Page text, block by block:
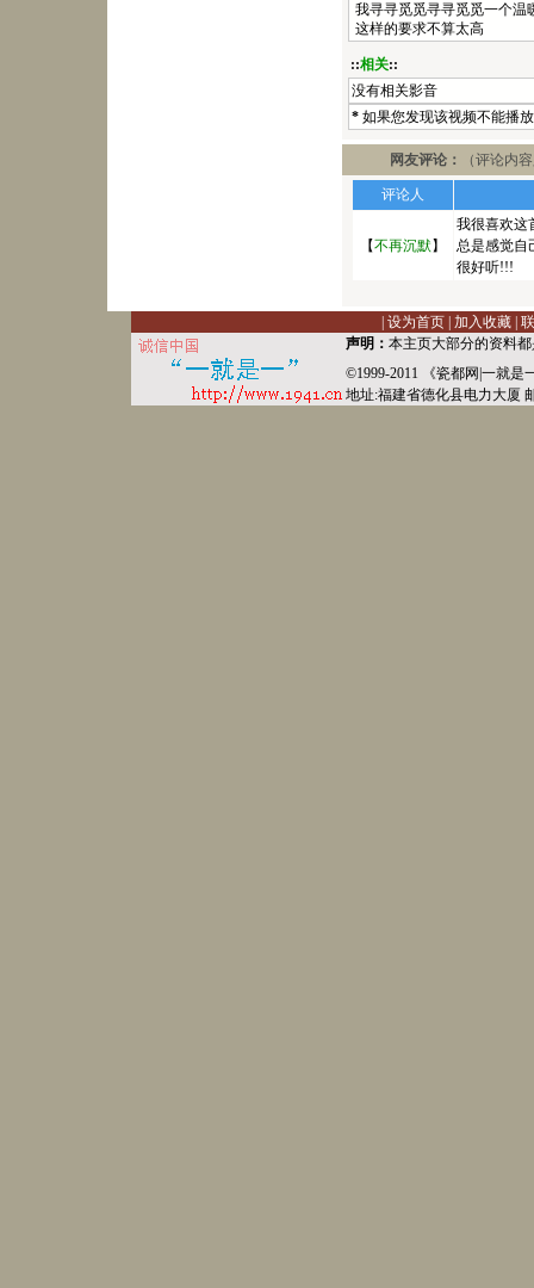
我寻寻觅觅寻寻觅觅一个温
这样的要求不算太高
::相关::
没有相关影音
* 如果您发现该视频不能播
网友评论： （评论内
评论人
【不再沉默】
我很喜欢这
总是感觉自
很好听!!!
设为首页| 加入收藏|
声明： 本主页大部分的资料
©1999-2011 《瓷都网 一就是
地址:福建省德化县电力大厦